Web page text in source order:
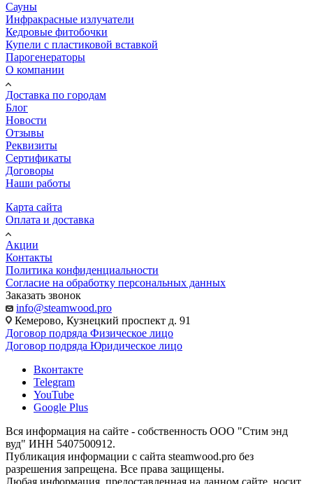
Сауны
Инфракрасные излучатели
Кедровые фитобочки
Купели с пластиковой вставкой
Парогенераторы
О компании
Доставка по городам
Блог
Новости
Отзывы
Реквизиты
Сертификаты
Договоры
Наши работы
Карта сайта
Оплата и доставка
Акции
Контакты
Политика конфиденциальности
Согласие на обработку персональных данных
Заказать звонок
info@steamwood.pro
Кемерово, Кузнецкий проспект д. 91
Договор подряда Физическое лицо
Договор подряда Юридическое лицо
Вконтакте
Telegram
YouTube
Google Plus
Вся информация на сайте - собственность ООО "Стим энд
вуд" ИНН 5407500912.
Публикация информации с сайта steamwood.pro без
разрешения запрещена. Все права защищены.